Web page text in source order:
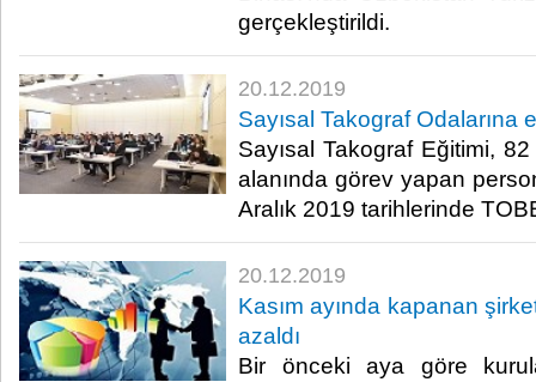
gerçekleştirildi.​
20.12.2019
Sayısal Takograf Odalarına
Sayısal Takograf Eğitimi,
alanında görev yapan
Aralık 2019 tarihlerinde
20.12.2019
Kasım ayında kapanan
azaldı
Bir önceki aya göre